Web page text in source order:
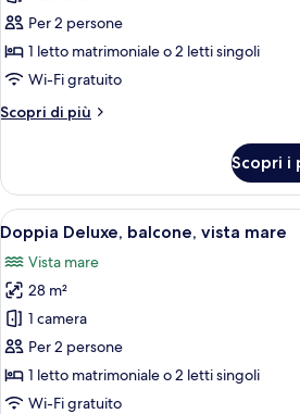
Doppia
Superior,
vista
parziale
Per 2 persone
1 letto matrimoniale o 2 letti singoli
Wi-Fi gratuito
Scopri di più
Altri
Superior,
vista
mare
parziale
Scopri i
Apri
tutte
le
foto
per
Doppia
Deluxe,
balcone,
Una
5
Doppia Deluxe, balcone, vista mare
Vista mare
28 m²
1 camera
Per 2 persone
1 letto matrimoniale o 2 letti singoli
Wi-Fi gratuito